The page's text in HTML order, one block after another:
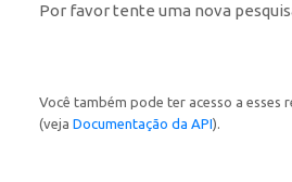
Por favor tente uma nova
Você também pode ter acesso a esses
(veja Documentação da API).